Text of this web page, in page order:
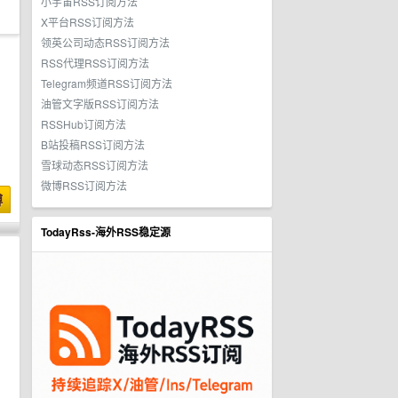
X平台RSS订阅方法
领英公司动态RSS订阅方法
RSS代理RSS订阅方法
Telegram频道RSS订阅方法
油管文字版RSS订阅方法
RSSHub订阅方法
B站投稿RSS订阅方法
雪球动态RSS订阅方法
微博RSS订阅方法
TodayRss-海外RSS稳定源